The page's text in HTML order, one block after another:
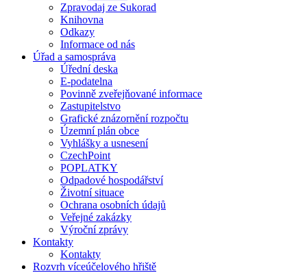
Zpravodaj ze Sukorad
Knihovna
Odkazy
Informace od nás
Úřad a samospráva
Úřední deska
E-podatelna
Povinně zveřejňované informace
Zastupitelstvo
Grafické znázornění rozpočtu
Územní plán obce
Vyhlášky a usnesení
CzechPoint
POPLATKY
Odpadové hospodářství
Životní situace
Ochrana osobních údajů
Veřejné zakázky
Výroční zprávy
Kontakty
Kontakty
Rozvrh víceúčelového hřiště